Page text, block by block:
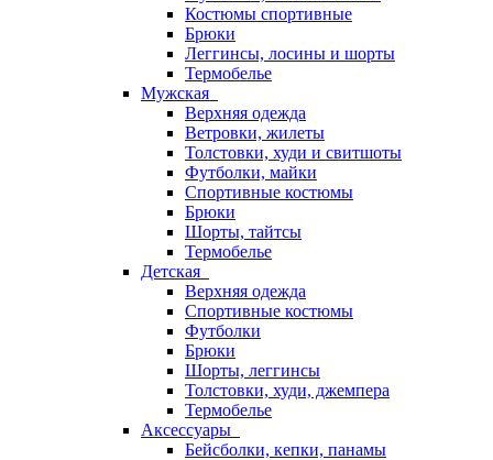
Костюмы спортивные
Брюки
Леггинсы, лосины и шорты
Термобелье
Мужская
Верхняя одежда
Ветровки, жилеты
Толстовки, худи и свитшоты
Футболки, майки
Спортивные костюмы
Брюки
Шорты, тайтсы
Термобелье
Детская
Верхняя одежда
Спортивные костюмы
Футболки
Брюки
Шорты, леггинсы
Толстовки, худи, джемпера
Термобелье
Аксессуары
Бейсболки, кепки, панамы